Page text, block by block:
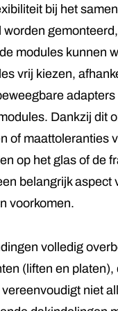
bij het
modules kunnen
vrij kiezen,
Dankzij dit
of maattoleranties
op het glas of de
belangrijk aspect
voorkomen.
volledig
(liften en platen),
niet